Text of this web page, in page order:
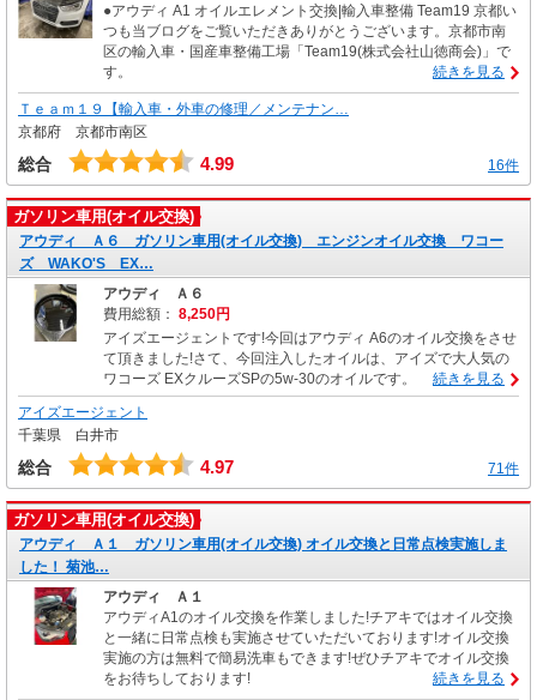
●アウディ A1 オイルエレメント交換|輸入車整備 Team19 京都い
つも当ブログをご覧いただきありがとうございます。京都市南
区の輸入車・国産車整備工場「Team19(株式会社山徳商会)」で
す。
続きを見る
Ｔｅａｍ１９【輸入車・外車の修理／メンテナン…
京都府 京都市南区
総合 4.99 16件
ガソリン車用(オイル交換)
アウディ Ａ６ ガソリン車用(オイル交換) エンジンオイル交換 ワコー
ズ WAKO'S EX…
アウディ Ａ６
費用総額： 8,250円
アイズエージェントです!今回はアウディ A6のオイル交換をさせ
て頂きました!さて、今回注入したオイルは、アイズで大人気の
ワコーズ EXクルーズSPの5w-30のオイルです。
続きを見る
アイズエージェント
千葉県 白井市
総合 4.97 71件
ガソリン車用(オイル交換)
アウディ Ａ１ ガソリン車用(オイル交換) オイル交換と日常点検実施しま
した！ 菊池…
アウディ Ａ１
アウディA1のオイル交換を作業しました!チアキではオイル交換
と一緒に日常点検も実施させていただいております!オイル交換
実施の方は無料で簡易洗車もできます!ぜひチアキでオイル交換
をお待ちしております!
続きを見る